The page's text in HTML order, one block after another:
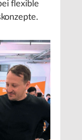
flexible